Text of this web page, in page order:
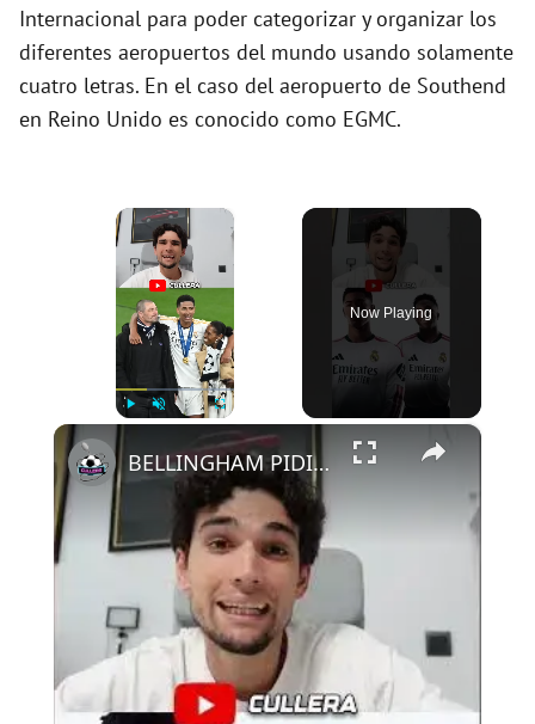
Internacional para poder categorizar y organizar los
diferentes aeropuertos del mundo usando solamente
cuatro letras. En el caso del aeropuerto de Southend
en Reino Unido es conocido como EGMC.
×
Fullscreen
Now Playing
×
BELLINGHAM PIDIÓ SALIR